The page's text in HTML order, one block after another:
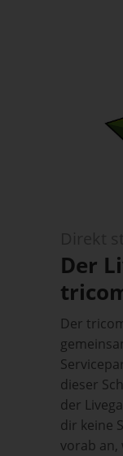
Der
Der
dieser
der
dir keine
vorab an,